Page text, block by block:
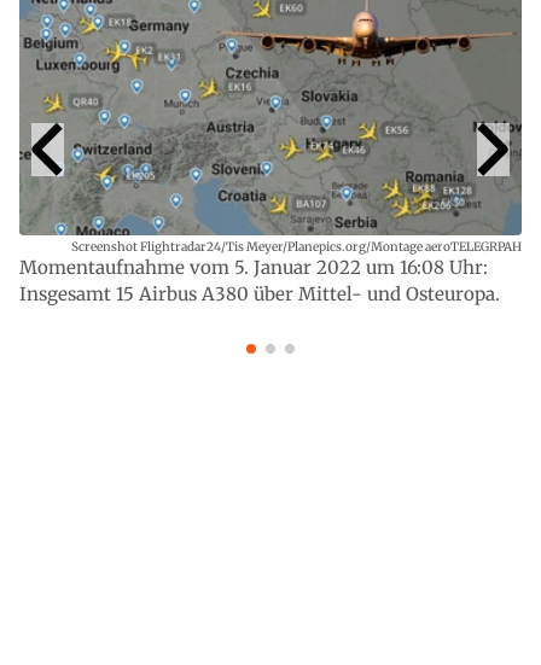
Momentaufnahme vom 5. Januar 2022 um 16:08 Uhr:
Insgesamt 15 Airbus A380 über Mittel- und Osteuropa.
Screenshot Flightradar24/Tis Meyer/Planepics.org/Montage aeroTELEGRPAH